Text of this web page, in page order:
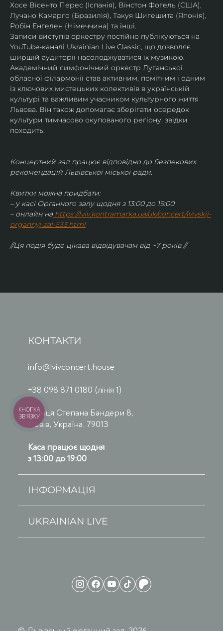
Хосе Вісенто Перес (Іспанія), Вінстон Фогель (США),
Лучано Камарго (Бразилія), Такуя Шигешита (Японія),
Робін Енгелен (Німеччина) та інші.
Записи виступів оркестру постійно публікуються на
YouTube-каналі Ukrainian Live Classic, що дозволяє
ширшій аудиторії насолоджуватися їх музикою​.
Академічний симфонічний оркестр Луганської
обласної філармонії став активним, помітним і одним
із ключових мистецьких колективів в українській
культурі та важливим учасником культурного життя
Львова. Він також допомагає зберігати осередок
культури тимчасово окупованого регіону, звідки
походить.
Концертний зал працює відповідно до безпекових
рекомендацій Львівської міської ради.
Квитки можна придбати:
– у касі Органного залу щодня з 13:00 до 19:00
– онлайн на https://lviv.kontramarka.ua/uk/concert/lvivskij-
organnyj-zal-533.html
//Ця подія буде цікава відвідувачам від ~7 років.//
КОНТАКТИ
info@lvivconcert.house
+38 098 871 0180 (лінія 1)
вулиця Степана Бандери 8,
Львів, Україна, 79013
Каса працює щодня
з 13:00 до 19:00
ІНФОРМАЦІЯ
UKRAINIAN LIVE
КНОПКА
ЗВ'ЯЗКУ